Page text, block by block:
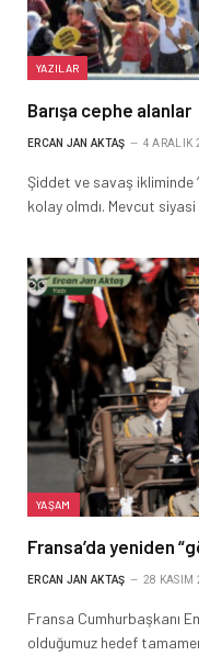
YAZILAR
Barışa cephe alanlar
ERCAN JAN AKTAŞ 4 ARALIK
Şiddet ve savaş ikliminde
kolay olmdı. Mevcut siyasi
YAŞAM
Fransa’da yeniden
ERCAN JAN AKTAŞ 28 KASIM
Fransa Cumhurbaşkanı
olduğumuz hedef